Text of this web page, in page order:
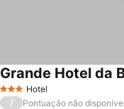
3 EstrelasHotel
Grande Hotel da
/ Pontuação não disponível